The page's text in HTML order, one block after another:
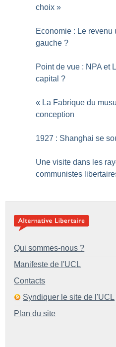
choix »
Economie : Le revenu
gauche ?
Point de vue : NPA et
capital ?
« La Fabrique du
conception
1927 : Shanghai se
Une visite dans les
communistes
Qui sommes-nous ?
Manifeste de l'UCL
Contacts
Syndiquer le site de l'UCL
Plan du site